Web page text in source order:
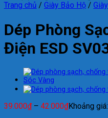
Trang chủ / Giày Bảo Hộ /
Dép Phòng
Điện ESD
39.000₫ – 42.000₫Khoảng